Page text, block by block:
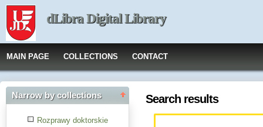
dLibra Digital Library
MAIN PAGE COLLECTIONS CONTACT
Narrow by collections
Rozprawy doktorskie
Search results